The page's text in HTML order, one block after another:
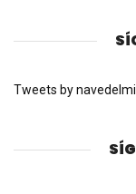
Tweets by